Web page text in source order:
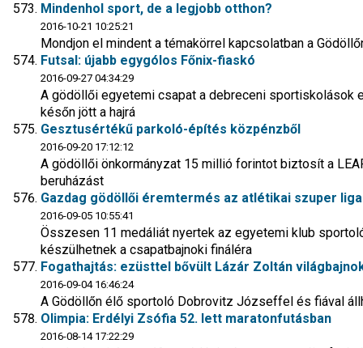
Mindenhol sport, de a legjobb otthon?
2016-10-21 10:25:21
Mondjon el mindent a témakörrel kapcsolatban a
Futsal: újabb egygólos Főnix-fiaskó
2016-09-27 04:34:29
A gödöllői egyetemi csapat a debreceni sportiskolások
későn jött a hajrá
Gesztusértékű parkoló-építés közpénzből
2016-09-20 17:12:12
A gödöllői önkormányzat 15 millió forintot biztosít a
beruházást
Gazdag gödöllői éremtermés az atlétikai szuper
2016-09-05 10:55:41
Összesen 11 medáliát nyertek az egyetemi klub
készülhetnek a csapatbajnoki fináléra
Fogathajtás: ezüsttel bővült Lázár Zoltán
2016-09-04 16:46:24
A Gödöllőn élő sportoló Dobrovitz Józseffel és fiával
Olimpia: Erdélyi Zsófia 52. lett maratonfutásban
2016-08-14 17:22:29